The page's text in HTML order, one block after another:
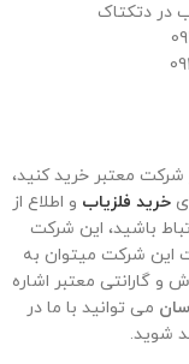
در دتکتاک
معتبر خرید کنید،
خرید فلزیاب و اطلاع از
باشید، این شرکت
این شرکت میتوان به
گارانتی معتبر اشاره
می توانید با ما در
شوید.